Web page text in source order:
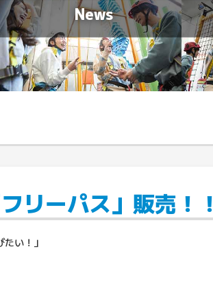
リーパス」販売！！
い！」